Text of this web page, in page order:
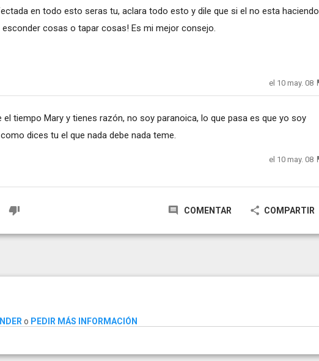
en todo esto seras tu, aclara todo esto y dile que si el no esta haciendo
esconder cosas o tapar cosas! Es mi mejor consejo.
el 10 may. 08
tiempo Mary y tienes razón, no soy paranoica, lo que pasa es que yo soy
dices tu el que nada debe nada teme.
el 10 may. 08
COMENTAR COMPARTIR
o PEDIR MÁS INFORMACIÓN